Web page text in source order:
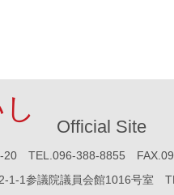
Official Site
20 TEL.096-388-8855
1-1参議院議員会館1016号室